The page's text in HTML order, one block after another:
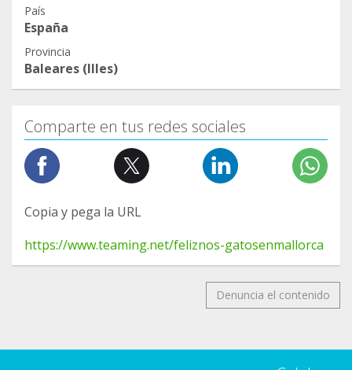
País
España
Provincia
Baleares (Illes)
Comparte en tus redes sociales
Copia y pega la URL
https://www.teaming.net/feliznos-gatosenmallorca
Denuncia el contenido